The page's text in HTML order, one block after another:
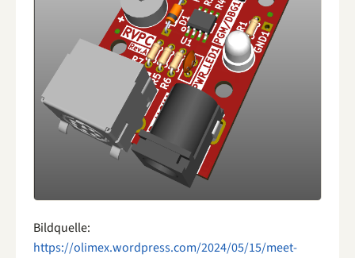
Bildquelle:
https://olimex.wordpress.com/2024/05/15/meet-